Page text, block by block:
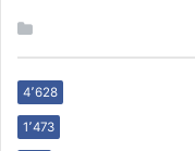
4٬628
1٬473